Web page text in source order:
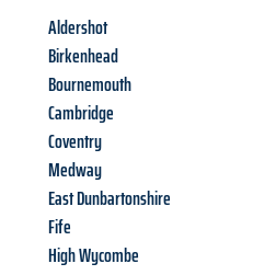
Aldershot
Birkenhead
Bournemouth
Cambridge
Coventry
Medway
East Dunbartonshire
Fife
High Wycombe